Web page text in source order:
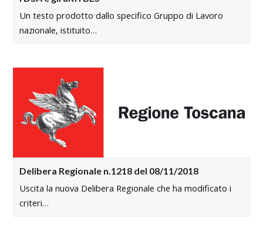
Un testo prodotto dallo specifico Gruppo di Lavoro
nazionale, istituito…
Delibera Regionale n.1218 del 08/11/2018
Uscita la nuova Delibera Regionale che ha modificato i
criteri…